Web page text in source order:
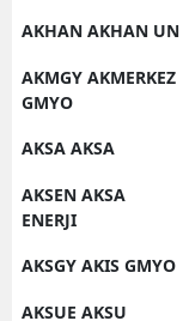
AKHAN AKHAN UN
AKMGY AKMERKEZ
GMYO
AKSA AKSA
AKSEN AKSA
ENERJI
AKSGY AKIS GMYO
AKSUE AKSU